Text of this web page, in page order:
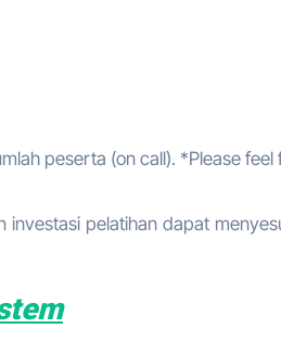
peserta (on call). *Please feel
pelatihan dapat